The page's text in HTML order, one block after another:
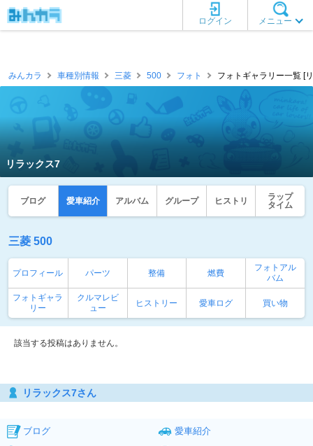
メニュー
ログイン
みんカラ 車種別情報 三菱 500 フォト フォトギャラリー一覧 [
リラックス7
ブログ 愛車紹介 アルバム グループ ヒストリ
ラップ
タイム
三菱 500
プロフィール パーツ 整備 燃費
フォトアル
バム
フォトギャラ
リー
クルマレビ
ュー
ヒストリー 愛車ログ 買い物
該当する投稿はありません。
リラックス7さん
ブログ
愛車紹介